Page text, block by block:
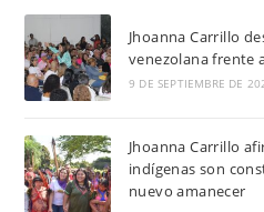
Jhoanna Carrillo
venezolana frente
9 DE SEPTIEMBRE DE
Jhoanna Carrillo
indígenas son
nuevo amanecer